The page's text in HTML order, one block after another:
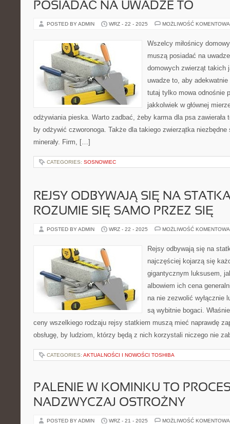
POSIADAĆ NA UWADZE TO
POSTED BY ADMIN WRZ - 22 - 2025 MOŻLIWOŚĆ
Wszelcy miłośnicy
muszą posiadać na
domowych zwierząt takich
uwadze to, aby
tutaj tylko mowa odnośnie
jakkolwiek w głównej
odżywiania pieska. Warto zadbać, żeby karma dla psa zawierała
by odżywić czworonoga. Także dla takiego zwierzątka
minerały. Firm, […]
CATEGORIES: SOSNOWIEC
REJSY ODBYWAJĄ SIĘ NA
ROZUMIE SIĘ SAMO PRZEZ SIĘ
POSTED BY ADMIN WRZ - 22 - 2025 MOŻLIWOŚĆ
Rejsy odbywają się na
najczęściej kojarzą się
gigantycznym luksusem,
albowiem ich cena
na nie zezwolić wyłącznie
są wybitnie bogaci.
ceny wszelkiego rodzaju rejsy statkiem muszą mieć naprawdę
obsługę, by ludziom, którzy będą z nich korzystali niczego nie
CATEGORIES: AKTUALNOŚCI I NOWOŚCI TOSHIBA
PALENIE W KOMINKU TO
NADZWYCZAJ OSTROŻNY
POSTED BY ADMIN WRZ - 21 - 2025 MOŻLIWOŚĆ